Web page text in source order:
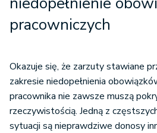
pracowniczych
Okazuje się, że zarzuty stawiane
zakresie niedopełnienia
pracownika nie zawsze muszą
rzeczywistością. Jedną z
sytuacji są nieprawdziwe donosy